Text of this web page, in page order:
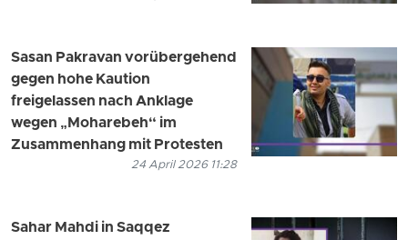
Sasan Pakravan vorübergehend
gegen hohe Kaution
freigelassen nach Anklage
wegen „Moharebeh“ im
Zusammenhang mit Protesten
24 April 2026 11:28
Sahar Mahdi in Saqqez